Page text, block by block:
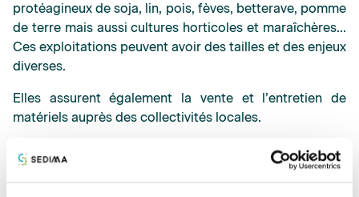
protéagineux de soja, lin, pois, fèves, betterave, pomme
de terre mais aussi cultures horticoles et maraîchères…
Ces exploitations peuvent avoir des tailles et des enjeux
diverses.
Elles assurent également la vente et l’entretien de
matériels auprès des collectivités locales.
Les entreprises de la distribution proposent une large
gamme de matériels et d’outils
: tracteurs, matériels et
outils de récolte, matériels et outils